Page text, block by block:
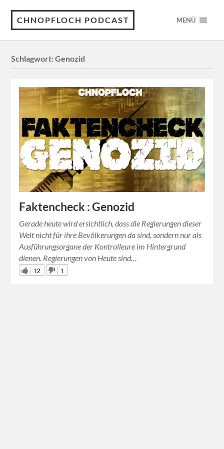
CHNOPFLOCH PODCAST MENÜ
Schlagwort:Genozid
Faktencheck : Genozid
Gerade heute wird ersichtlich, dass die Regierungen dieser
Welt nicht für ihre Bevölkerungen da sind, sondern nur als
Ausführungsorgane der Kontrolleure im Hintergrund
dienen. Regierungen von Heute sind…
12 1